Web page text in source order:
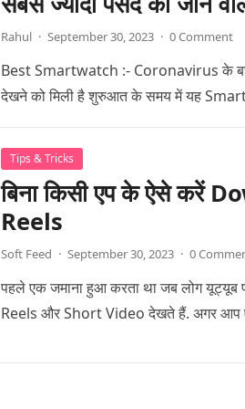
Rahul · September 30, 2023 · 0 Comment
Best Smartwatch :- Coronavirus के
देखने को मिली है शुरुआत के समय में यह
Tips & Tricks
बिना किसी एप के ऐसे करें
Reels
Soft Feed · September 30, 2023 · 0
पहले एक जमाना हुआ करता था जब लोग
Reels और Short Video देखते हैं. अगर